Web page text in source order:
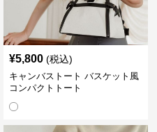
¥5,800 (税込)
キャンバストート バスケット風
コンパクトトート